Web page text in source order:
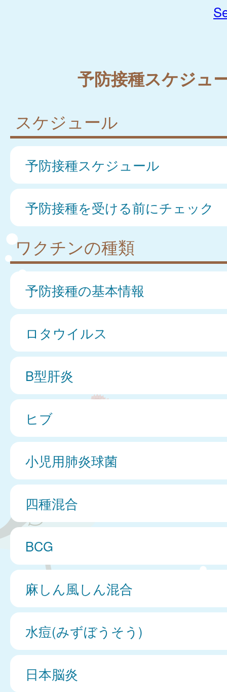
予防接種スケジュ
スケジュール
予防接種スケジュール
予防接種を受ける前にチェック
ワクチンの種類
予防接種の基本情報
ロタウイルス
B型肝炎
ヒブ
小児用肺炎球菌
四種混合
BCG
麻しん風しん混合
水痘(みずぼうそう)
日本脳炎